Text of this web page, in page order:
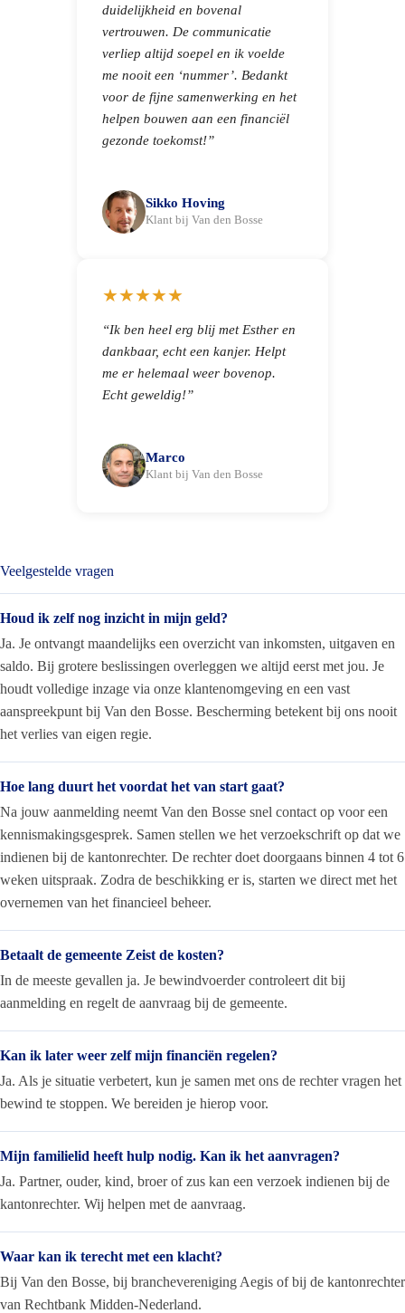
duidelijkheid en bovenal
vertrouwen. De communicatie
verliep altijd soepel en ik voelde
me nooit een ‘nummer’. Bedankt
voor de fijne samenwerking en het
helpen bouwen aan een financiël
gezonde toekomst!”
Sikko Hoving
Klant bij Van den Bosse
★★★★★
“Ik ben heel erg blij met Esther en
dankbaar, echt een kanjer. Helpt
me er helemaal weer bovenop.
Echt geweldig!”
Marco
Klant bij Van den Bosse
Veelgestelde vragen
Houd ik zelf nog inzicht in mijn geld?
Ja. Je ontvangt maandelijks een overzicht van inkomsten, uitgaven en
saldo. Bij grotere beslissingen overleggen we altijd eerst met jou. Je
houdt volledige inzage via onze klantenomgeving en een vast
aanspreekpunt bij Van den Bosse. Bescherming betekent bij ons nooit
het verlies van eigen regie.
Hoe lang duurt het voordat het van start gaat?
Na jouw aanmelding neemt Van den Bosse snel contact op voor een
kennismakingsgesprek. Samen stellen we het verzoekschrift op dat we
indienen bij de kantonrechter. De rechter doet doorgaans binnen 4 tot 6
weken uitspraak. Zodra de beschikking er is, starten we direct met het
overnemen van het financieel beheer.
Betaalt de gemeente Zeist de kosten?
In de meeste gevallen ja. Je bewindvoerder controleert dit bij
aanmelding en regelt de aanvraag bij de gemeente.
Kan ik later weer zelf mijn financiën regelen?
Ja. Als je situatie verbetert, kun je samen met ons de rechter vragen het
bewind te stoppen. We bereiden je hierop voor.
Mijn familielid heeft hulp nodig. Kan ik het aanvragen?
Ja. Partner, ouder, kind, broer of zus kan een verzoek indienen bij de
kantonrechter. Wij helpen met de aanvraag.
Waar kan ik terecht met een klacht?
Bij Van den Bosse, bij branchevereniging Aegis of bij de kantonrechter
van Rechtbank Midden-Nederland.